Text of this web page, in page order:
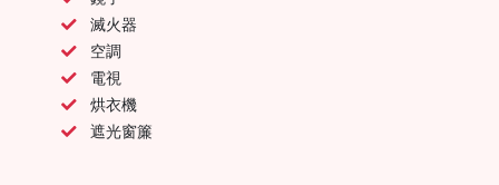
滅火器
空調
電視
烘衣機
遮光窗簾